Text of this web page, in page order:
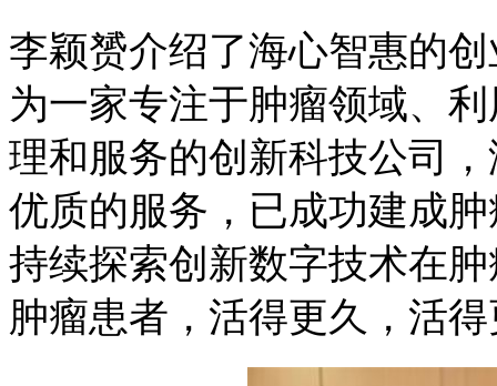
李颖赟介绍了海心智惠的
为一家专注于肿瘤领域、
理和服务的创新科技公司
优质的服务，已成功建成
持续探索创新数字技术在
肿瘤患者，活得更久，活得